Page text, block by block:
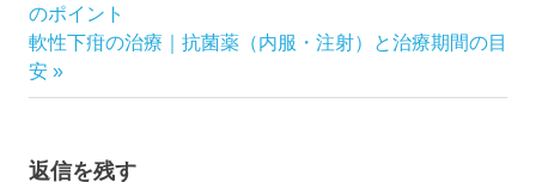
稿
ナ
ビ
シ
の
記
事:
のポイント
次
の
記
軟性下疳の治療｜抗菌薬（内服・注射）と治療期間の目
安
返信を残す